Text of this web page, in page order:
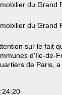
du Grand
du Grand
sur le fait
d'Ile-de-
de Paris, a